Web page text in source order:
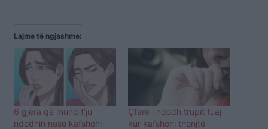
Lajme të ngjashme:
6 gjëra që mund t’ju
ndodhin nëse kafshoni
Çfarë i ndodh trupit tuaj
kur kafshoni thonjtë